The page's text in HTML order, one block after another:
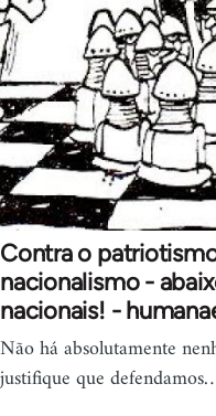
Contra o
nacionalismo -
nacionais! -
Não há absolutamente
justifique que